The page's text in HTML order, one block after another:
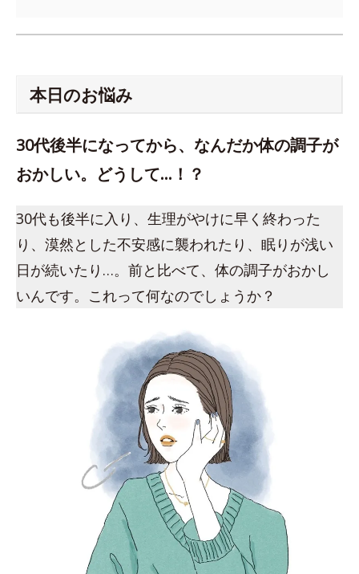
本日のお悩み
30代後半になってから、なんだか体の調子が
おかしい。どうして…！？
30代も後半に入り、生理がやけに早く終わった
り、漠然とした不安感に襲われたり、眠りが浅い
日が続いたり…。前と比べて、体の調子がおかし
いんです。これって何なのでしょうか？